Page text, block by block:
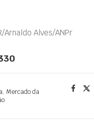
Arnaldo Alves/ANPr
, Mercado da